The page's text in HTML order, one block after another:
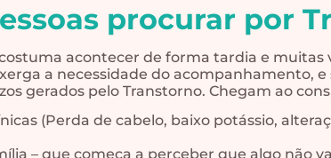
procurar por
acontecer de forma tardia e muitas
a necessidade do acompanhamento,
gerados pelo Transtorno. Chegam ao
(Perda de cabelo, baixo potássio,
– que começa a perceber que algo não